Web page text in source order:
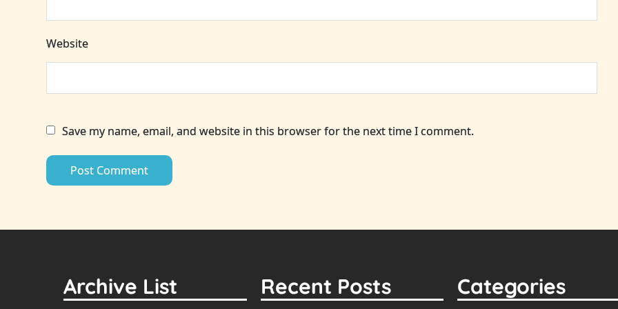
Website
Save my name, email, and website in this browser for the next time I comment.
Archive List Recent Posts Categories